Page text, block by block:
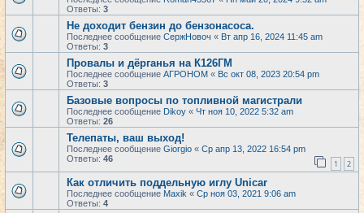
Ответы: 3
Не доходит бензин до бензонасоса.
Последнее сообщение СержНовоч « Вт апр 16, 2024 11:45 am
Ответы: 3
Провалы и дёрганья на К126ГМ
Последнее сообщение АГРОНОМ « Вс окт 08, 2023 20:54 pm
Ответы: 3
Базовые вопросы по топливной магистрали
Последнее сообщение Dikoy « Чт ноя 10, 2022 5:32 am
Ответы: 26
Телепаты, ваш выход!
Последнее сообщение Giorgio « Ср апр 13, 2022 16:54 pm
Ответы: 46 1 2
Как отличить поддельную иглу Unicar
Последнее сообщение Maxik « Ср ноя 03, 2021 9:06 am
Ответы: 4